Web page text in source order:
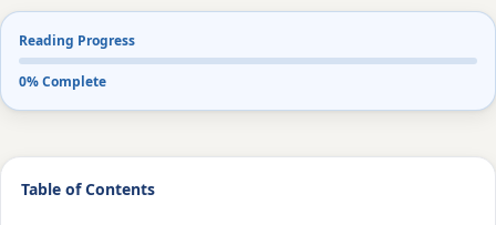
Reading Progress
0% Complete
Table of Contents